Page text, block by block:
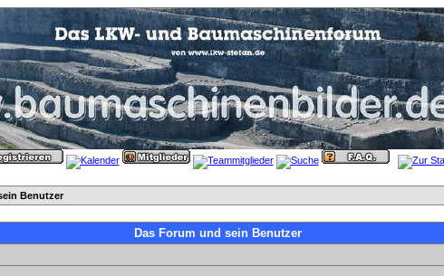
Benutzer
Das Forum und sein Benutzer